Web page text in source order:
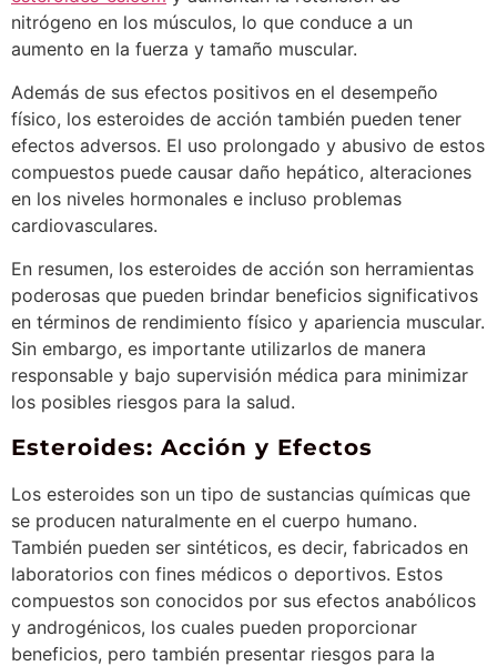
nitrógeno en los músculos, lo que conduce a un
aumento en la fuerza y tamaño muscular.
Además de sus efectos positivos en el desempeño
físico, los esteroides de acción también pueden tener
efectos adversos. El uso prolongado y abusivo de estos
compuestos puede causar daño hepático, alteraciones
en los niveles hormonales e incluso problemas
cardiovasculares.
En resumen, los esteroides de acción son herramientas
poderosas que pueden brindar beneficios significativos
en términos de rendimiento físico y apariencia muscular.
Sin embargo, es importante utilizarlos de manera
responsable y bajo supervisión médica para minimizar
los posibles riesgos para la salud.
Esteroides: Acción y Efectos
Los esteroides son un tipo de sustancias químicas que
se producen naturalmente en el cuerpo humano.
También pueden ser sintéticos, es decir, fabricados en
laboratorios con fines médicos o deportivos. Estos
compuestos son conocidos por sus efectos anabólicos
y androgénicos, los cuales pueden proporcionar
beneficios, pero también presentar riesgos para la